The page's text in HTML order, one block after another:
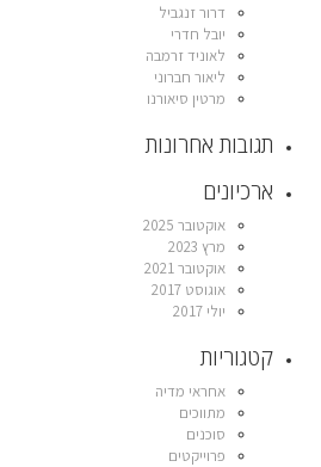
דרור זנגביל
יובל חדרי
לאוניד זרמבה
ליאור חברוני
מרטין סיאורנו
תגובות אחרונות
ארכיונים
אוקטובר 2025
מרץ 2023
אוקטובר 2021
אוגוסט 2017
יולי 2017
קטגוריות
אחראי מדיה
מתווכים
סוכנים
פרוייקטים